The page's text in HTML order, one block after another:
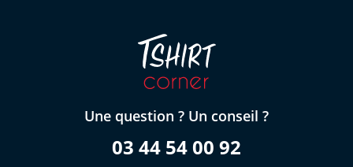
Une question ? Un conseil ?
03 44 54 00 92